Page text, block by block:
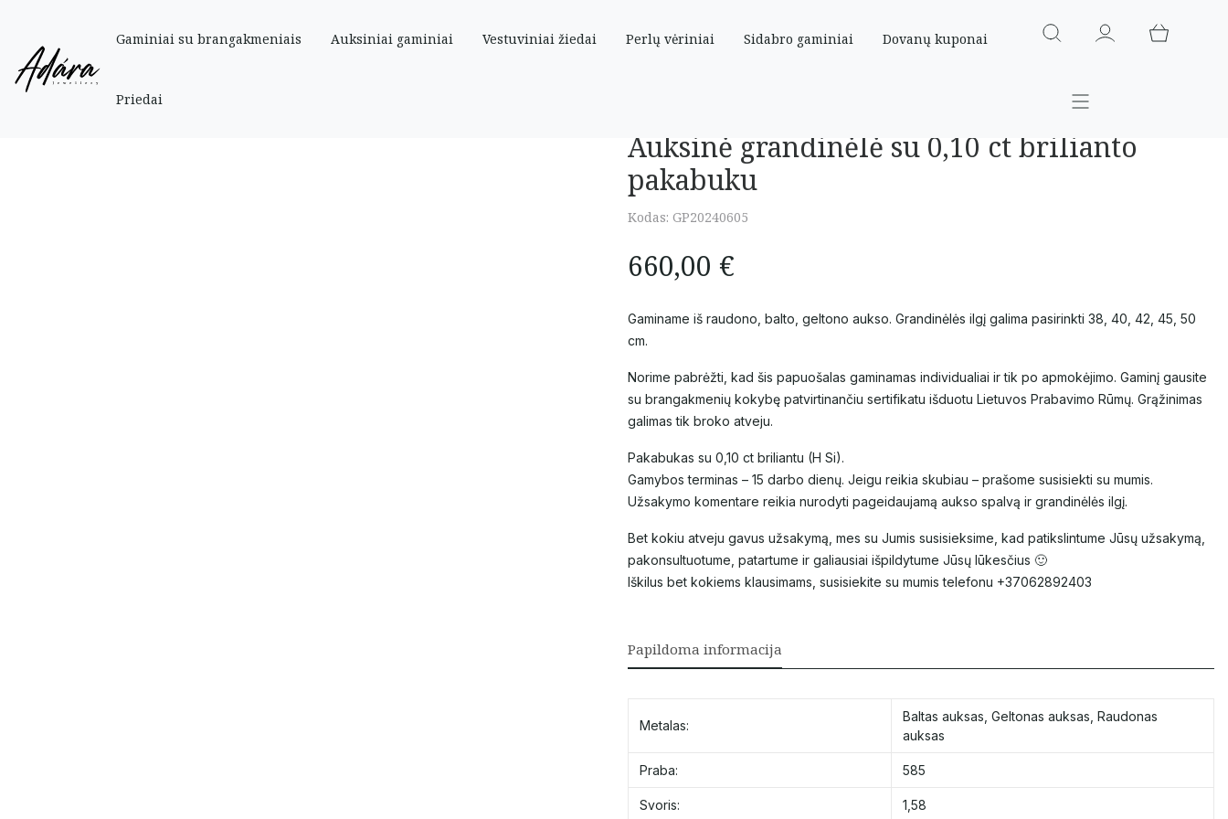
Gaminiai su brangakmeniais Auksiniai gaminiai Vestuviniai žiedai Perlų vėriniai Sidabro gaminiai Dovanų kuponai
Priedai
Pradinis Parduotuve » Gaminiai su brangakmeniais
Auksinė grandinėlė su 0,10 ct brilianto
pakabuku
Kodas: GP20240605
660,00 €
Gaminame iš raudono, balto, geltono aukso. Grandinėlės ilgį galima pasirinkti 38, 40, 42, 45, 50
cm.
Norime pabrėžti, kad šis papuošalas gaminamas individualiai ir tik po apmokėjimo. Gaminį gausite
su brangakmenių kokybę patvirtinančiu sertifikatu išduotu Lietuvos Prabavimo Rūmų. Grąžinimas
galimas tik broko atveju.
Pakabukas su 0,10 ct briliantu (H Si).
Gamybos terminas – 15 darbo dienų. Jeigu reikia skubiau – prašome susisiekti su mumis.
Užsakymo komentare reikia nurodyti pageidaujamą aukso spalvą ir grandinėlės ilgį.
Bet kokiu atveju gavus užsakymą, mes su Jumis susisieksime, kad patikslintume Jūsų užsakymą,
pakonsultuotume, patartume ir galiausiai išpildytume Jūsų lūkesčius 🙂
Iškilus bet kokiems klausimams, susisiekite su mumis telefonu +37062892403
Papildoma informacija
Metalas:
Baltas auksas Geltonas auksas Raudonas
auksas
Praba: 585
Svoris: 1,58